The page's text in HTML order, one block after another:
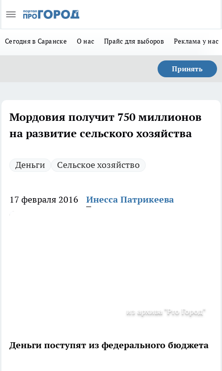
Сегодня в Саранске О нас Прайс для выборов Реклама у нас
Принять
Мордовия получит 750 миллионов
на развитие сельского хозяйства
Деньги Сельское хозяйство
17 февраля 2016 Инесса Патрикеева
из архива "Pro Город"
Деньги поступят из федерального бюджета